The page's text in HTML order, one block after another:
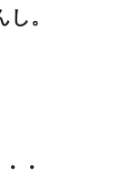
。
・